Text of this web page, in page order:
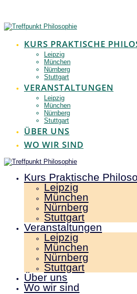
springen
KURS PRAKTISCHE
Leipzig
München
Nürnberg
Stuttgart
VERANSTALTUNGEN
Leipzig
München
Nürnberg
Stuttgart
ÜBER UNS
WO WIR SIND
Kurs Praktische
Leipzig
München
Nürnberg
Stuttgart
Veranstaltungen
Leipzig
München
Nürnberg
Stuttgart
Über uns
Wo wir sind